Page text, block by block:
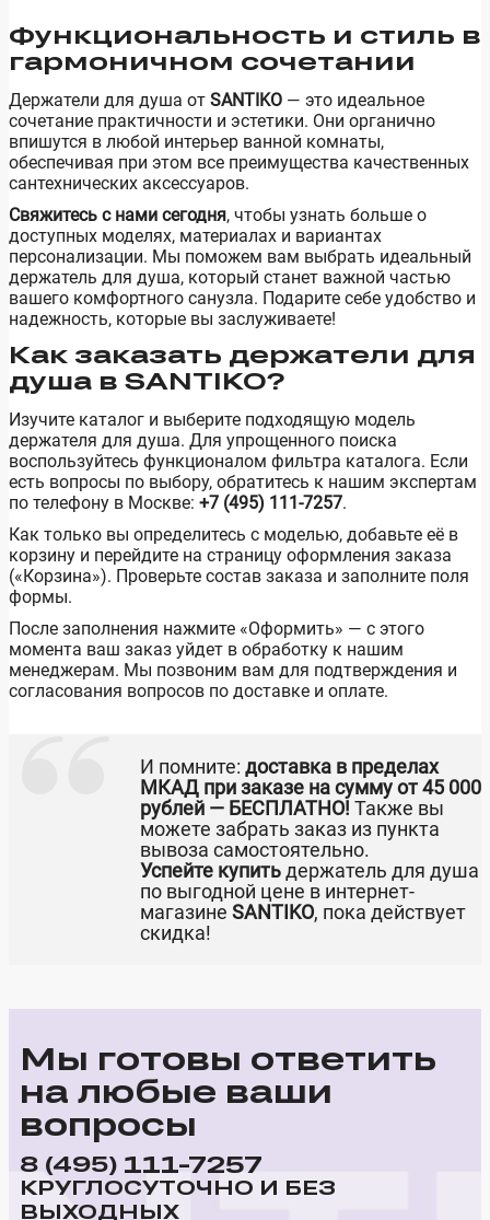
Функциональность и стиль в
гармоничном сочетании
Держатели для душа от SANTIKO — это идеальное
сочетание практичности и эстетики. Они органично
впишутся в любой интерьер ванной комнаты,
обеспечивая при этом все преимущества качественных
сантехнических аксессуаров.
Свяжитесь с нами сегодня, чтобы узнать больше о
доступных моделях, материалах и вариантах
персонализации. Мы поможем вам выбрать идеальный
держатель для душа, который станет важной частью
вашего комфортного санузла. Подарите себе удобство и
надежность, которые вы заслуживаете!
Как заказать держатели для
душа в SANTIKO?
Изучите каталог и выберите подходящую модель
держателя для душа. Для упрощенного поиска
воспользуйтесь функционалом фильтра каталога. Если
есть вопросы по выбору, обратитесь к нашим экспертам
по телефону в Москве: +7 (495) 111-7257.
Как только вы определитесь с моделью, добавьте её в
корзину и перейдите на страницу оформления заказа
(«Корзина»). Проверьте состав заказа и заполните поля
формы.
После заполнения нажмите «Оформить» — с этого
момента ваш заказ уйдет в обработку к нашим
менеджерам. Мы позвоним вам для подтверждения и
согласования вопросов по доставке и оплате.
И помните: доставка в пределах
МКАД при заказе на сумму от 45 000
рублей — БЕСПЛАТНО! Также вы
можете забрать заказ из пункта
вывоза самостоятельно.
Успейте купитьдержатель для душа
по выгодной цене в интернет-
магазине SANTIKO, пока действует
скидка!
Мы готовы ответить
на любые ваши
вопросы
8 (495) 111-7257
КРУГЛОСУТОЧНО И БЕЗ
ВЫХОДНЫХ